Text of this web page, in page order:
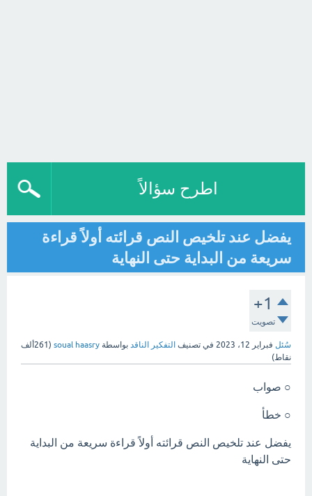
اطرح سؤالاً
يفضل عند تلخيص النص قرائته أولاً قراءة
سريعة من البداية حتى النهاية
+1
تصويت
سُئل فبراير 12، 2023 في تصنيف التفكير الناقد بواسطة soual haasry
( 261ألف
نقاط)
○ صواب
○ خطأ
يفضل عند تلخيص النص قرائته أولاً قراءة سريعة من البداية
حتى النهاية